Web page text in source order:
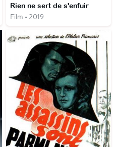
Rien ne sert de s'enfuir
Film • 2019